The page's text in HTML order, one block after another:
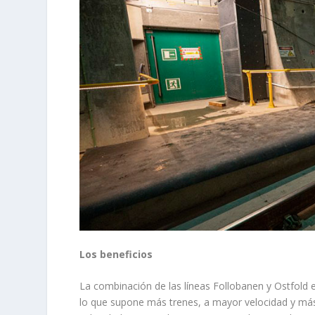
Los beneficios
La combinación de las líneas Follobanen y Ostfold
lo que supone más trenes, a mayor velocidad y